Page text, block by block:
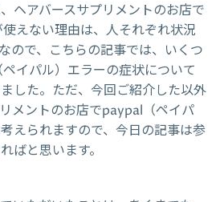
ヘアバースサプリメントのお店で
えない理由は、人それぞれ状況
ので、こちらの記事では、いくつ
イパル）エラーの症状について
した。ただ、今回ご紹介した以外
メントのお店でpaypal（ペイパ
えられますので、今日の記事は参
ばと思います。